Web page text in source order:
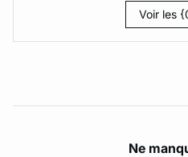
Voir les
Ne